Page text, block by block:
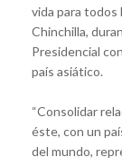
vida para todos
Chinchilla,
Presidencial
país asiático.
“Consolidar
éste, con un
del mundo,